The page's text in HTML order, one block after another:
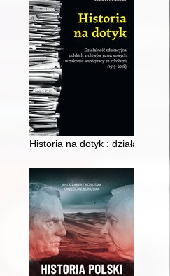
Kobiet : kobiety wobec inwazji
Historia na dotyk : działalność